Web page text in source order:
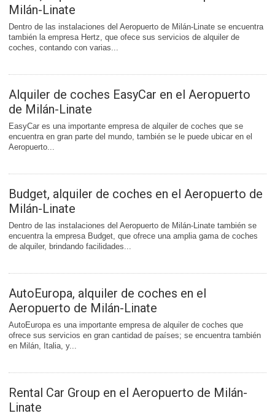
Milán-Linate
Dentro de las instalaciones del Aeropuerto de Milán-Linate se encuentra
también la empresa Hertz, que ofece sus servicios de alquiler de
coches, contando con varias...
Alquiler de coches EasyCar en el Aeropuerto
de Milán-Linate
EasyCar es una importante empresa de alquiler de coches que se
encuentra en gran parte del mundo, también se le puede ubicar en el
Aeropuerto...
Budget, alquiler de coches en el Aeropuerto de
Milán-Linate
Dentro de las instalaciones del Aeropuerto de Milán-Linate también se
encuentra la empresa Budget, que ofrece una amplia gama de coches
de alquiler, brindando facilidades...
AutoEuropa, alquiler de coches en el
Aeropuerto de Milán-Linate
AutoEuropa es una importante empresa de alquiler de coches que
ofrece sus servicios en gran cantidad de países; se encuentra también
en Milán, Italia, y...
Rental Car Group en el Aeropuerto de Milán-
Linate